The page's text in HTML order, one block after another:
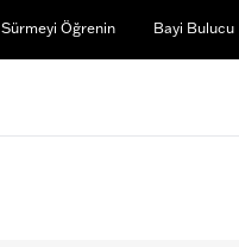
Sürmeyi Öğrenin Bayi Bulucu